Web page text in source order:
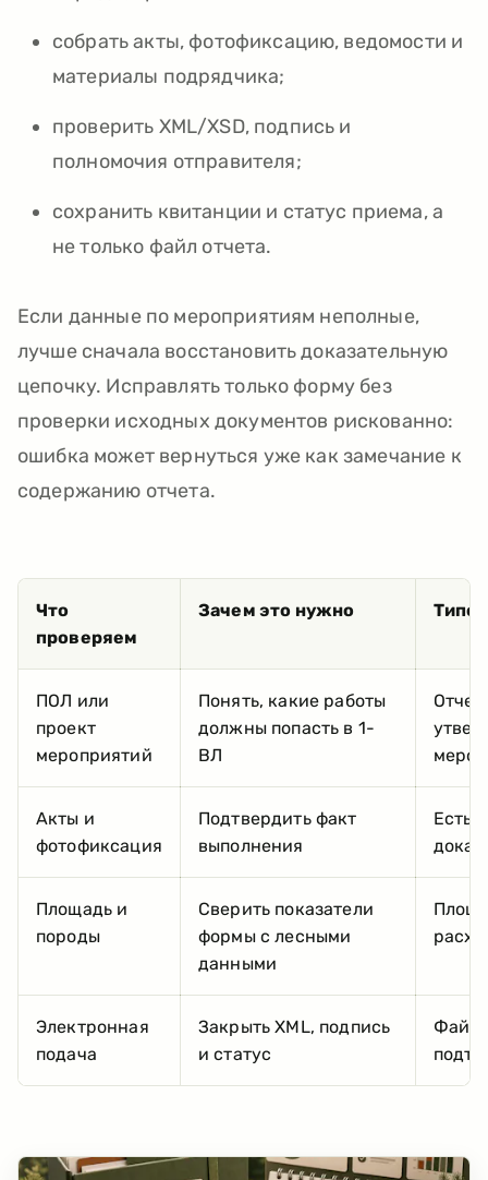
собрать акты, фотофиксацию, ведомости и
материалы подрядчика;
проверить XML/XSD, подпись и
полномочия отправителя;
сохранить квитанции и статус приема, а
не только файл отчета.
Если данные по мероприятиям неполные,
лучше сначала восстановить доказательную
цепочку. Исправлять только форму без
проверки исходных документов рискованно:
ошибка может вернуться уже как замечание к
содержанию отчета.
Что
проверяем
Зачем это нужно
ПОЛ или
проект
мероприятий
Понять, какие работы
должны попасть в 1-
ВЛ
Акты и
фотофиксация
Подтвердить факт
выполнения
Есть
Площадь и
породы
Сверить показатели
формы с лесными
данными
Электронная
подача
Закрыть XML, подпись
и статус
Файл